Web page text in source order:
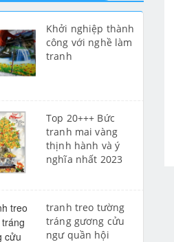
Khởi nghiệp thành
công với nghề làm
tranh
Top 20+++ Bức
tranh mai vàng
thịnh hành và ý
nghĩa nhất 2023
tranh treo tường
tráng gương cửu
ngư quần hội